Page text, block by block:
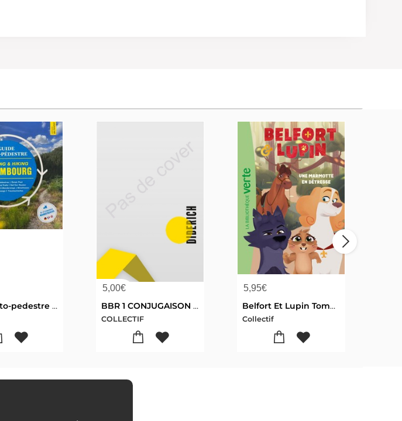
Guide auto-pedestre luxembourg 2025
5,00€
BBR 1 CONJUGAISON NOUVELLE EDITION
COLLECTIF
5,95€
Belfort Et Lupin Tome 4 : Une Marmotte En Detresse
Collectif